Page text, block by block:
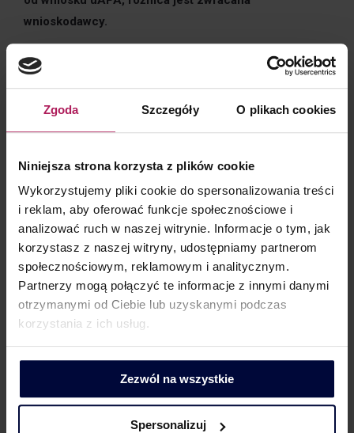
Zgoda Szczegóły O plikach cookies
Niniejsza strona korzysta z plików cookie
Wykorzystujemy pliki cookie do spersonalizowania treści
i reklam, aby oferować funkcje społecznościowe i
analizować ruch w naszej witrynie. Informacje o tym, jak
korzystasz z naszej witryny, udostępniamy partnerom
społecznościowym, reklamowym i analitycznym.
Partnerzy mogą połączyć te informacje z innymi danymi
otrzymanymi od Ciebie lub uzyskanymi podczas
korzystania z ich usług.
Zezwól na wszystkie
Spersonalizuj
wnioskodawcy.
przez podatników, będą mogły na ich wniosek zostać
przekształcone w uAPA.
już wniosek w ramach standardowej procedury APA.
Zaproponowane rozwiązanie umożliwi podatnikom
zwrot kosztów poniesionych w związku
ze standardową procedurą, które są znacząco wyższe
niż w przypadku uAPA. Jednakżenależy pamiętać,
że uAPA może zostać wydana jedynie dla wąskiej listy
transakcji, tj. usług o niskiej wartości dodanej
oraz opłat za korzystanie ze znaku towarowego lub
KONTAKT DLA MEDIÓW